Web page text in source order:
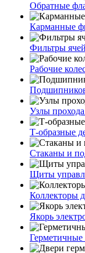
Обратные
Карманные
Фильтры
Рабочие
Узлы
Т-образные
Стаканы и
Щиты
Коллекторы
Якорь